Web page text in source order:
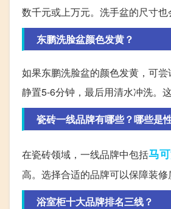
数千元或上万元。洗手盆的尺寸也
东鹏洗脸盆颜色发黄？
如果东鹏洗脸盆的颜色发黄，可
静置5-6分钟，最后用清水冲洗。
瓷砖一线品牌有哪些？哪些是
在瓷砖领域，一线品牌中包括马
高。选择合适的品牌可以保障装修
浴室柜十大品牌排名三线？